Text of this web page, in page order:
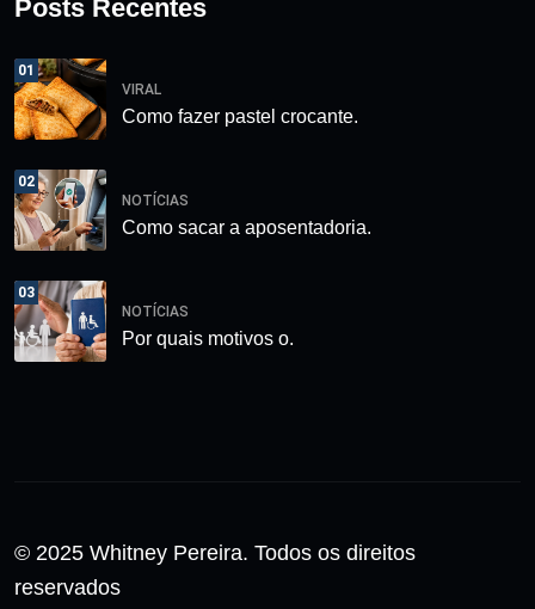
Posts Recentes
01
VIRAL
Como fazer pastel crocante.
02
NOTÍCIAS
Como sacar a aposentadoria.
03
NOTÍCIAS
Por quais motivos o.
© 2025 Whitney Pereira. Todos os direitos
reservados